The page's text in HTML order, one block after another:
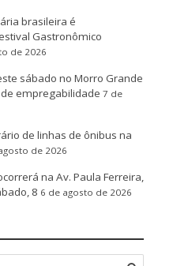
brasileira é
Gastronômico
de 2026
sábado no Morro Grande
empregabilidade 7 de
de linhas de ônibus na
de 2026
na Av. Paula Ferreira,
8 6 de agosto de 2026